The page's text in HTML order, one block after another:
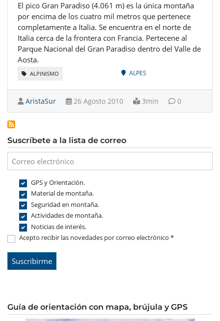
El pico Gran Paradiso (4.061 m) es la única montaña
por encima de los cuatro mil metros que pertenece
completamente a Italia. Se encuentra en el norte de
Italia cerca de la frontera con Francia. Pertecene al
Parque Nacional del Gran Paradiso dentro del Valle de
Aosta.
ALPINISMO ALPES
AristaSur 26 Agosto 2010 3min 0
Suscríbete a la lista de correo
GPS y Orientación.
Material de montaña.
Seguridad en montaña.
Actividades de montaña.
Noticias de interés.
Acepto recibir las novedades por correo electrónico *
Guía de orientación con mapa, brújula y GPS